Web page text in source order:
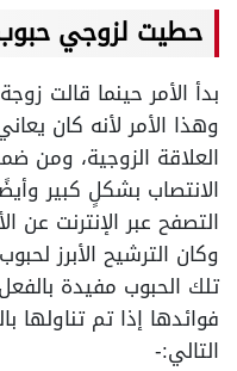
حطيت لزوجي
بدأ الأمر حينما قالت
وهذا الأمر لأنه كان
العلاقة الزوجية،
الانتصاب بشكلٍ كبير
التصفح عبر الإنترنت عن
وكان الترشيح الأبرز
تلك الحبوب مفيدة
فوائدها إذا تم تناولها
التالي:-